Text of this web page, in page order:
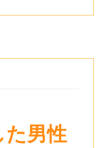
た男性